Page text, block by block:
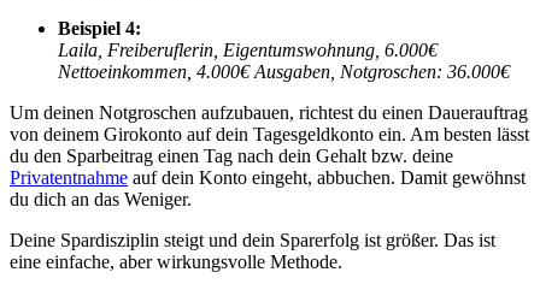
Beispiel 4:
Laila, Freiberuflerin, Eigentumswohnung, 6.000€
Nettoeinkommen, 4.000€ Ausgaben, Notgroschen: 36.000€
Um deinen Notgroschen aufzubauen, richtest du einen Dauerauftrag
von deinem Girokonto auf dein Tagesgeldkonto ein. Am besten lässt
du den Sparbeitrag einen Tag nach dein Gehalt bzw. deine
Privatentnahme auf dein Konto eingeht, abbuchen. Damit gewöhnst
du dich an das Weniger.
Deine Spardisziplin steigt und dein Sparerfolg ist größer. Das ist
eine einfache, aber wirkungsvolle Methode.